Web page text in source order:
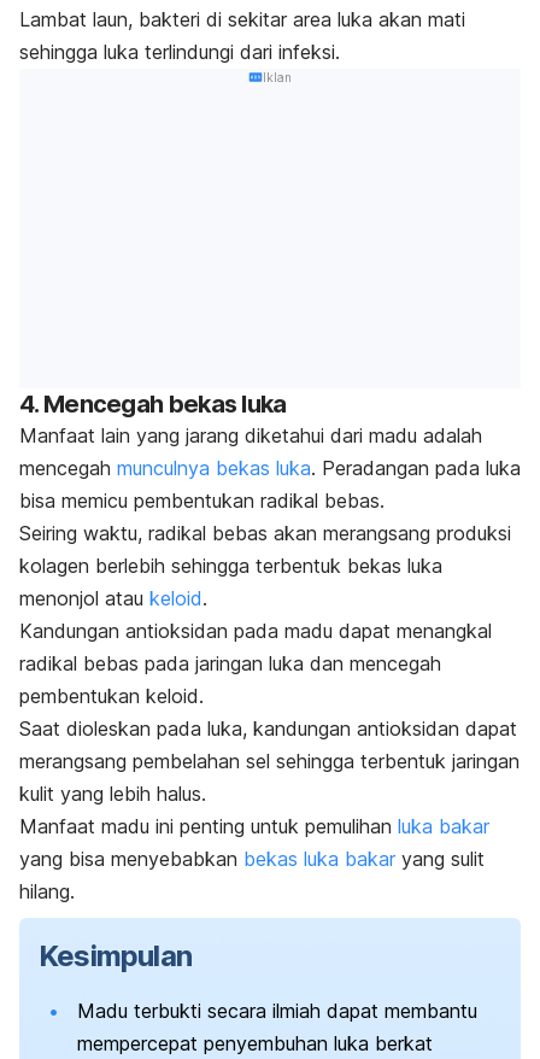
Lambat laun, bakteri di sekitar area luka akan mati
sehingga luka terlindungi dari infeksi.
Iklan
4. Mencegah bekas luka
Manfaat lain yang jarang diketahui dari madu adalah
mencegah munculnya bekas luka. Peradangan pada luka
bisa memicu pembentukan radikal bebas.
Seiring waktu, radikal bebas akan merangsang produksi
kolagen berlebih sehingga terbentuk bekas luka
menonjol atau keloid.
Kandungan antioksidan pada madu dapat menangkal
radikal bebas pada jaringan luka dan mencegah
pembentukan keloid.
Saat dioleskan pada luka, kandungan antioksidan dapat
merangsang pembelahan sel sehingga terbentuk jaringan
kulit yang lebih halus.
Manfaat madu ini penting untuk pemulihan luka bakar
yang bisa menyebabkan bekas luka bakar yang sulit
hilang.
Kesimpulan
Madu terbukti secara ilmiah dapat membantu
mempercepat penyembuhan luka berkat